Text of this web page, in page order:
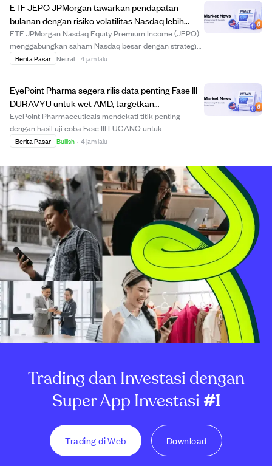
ETF JEPQ JPMorgan tawarkan pendapatan
bulanan dengan risiko volatilitas Nasdaq lebih
rendah.
ETF JPMorgan Nasdaq Equity Premium Income (JEPQ)
menggabungkan saham Nasdaq besar dengan strategi
covered-call untuk memberikan pendapatan bulanan
Berita Pasar Netral · 4 jam lalu
EyePoint Pharma segera rilis data penting Fase III
DURAVYU untuk wet AMD, targetkan
pengurangan frekuensi injeksi 2026
EyePoint Pharmaceuticals mendekati titik penting
dengan hasil uji coba Fase III LUGANO untuk
pengobatan DURAVYU pada wet age-related macular
2026. Uji coba ini menekankan dosis berulang setiap
enam b...
Berita Pasar Bullish · 4 jam lalu
Trading dan Investasi dengan
Super App Investasi#1
Trading di Web Download